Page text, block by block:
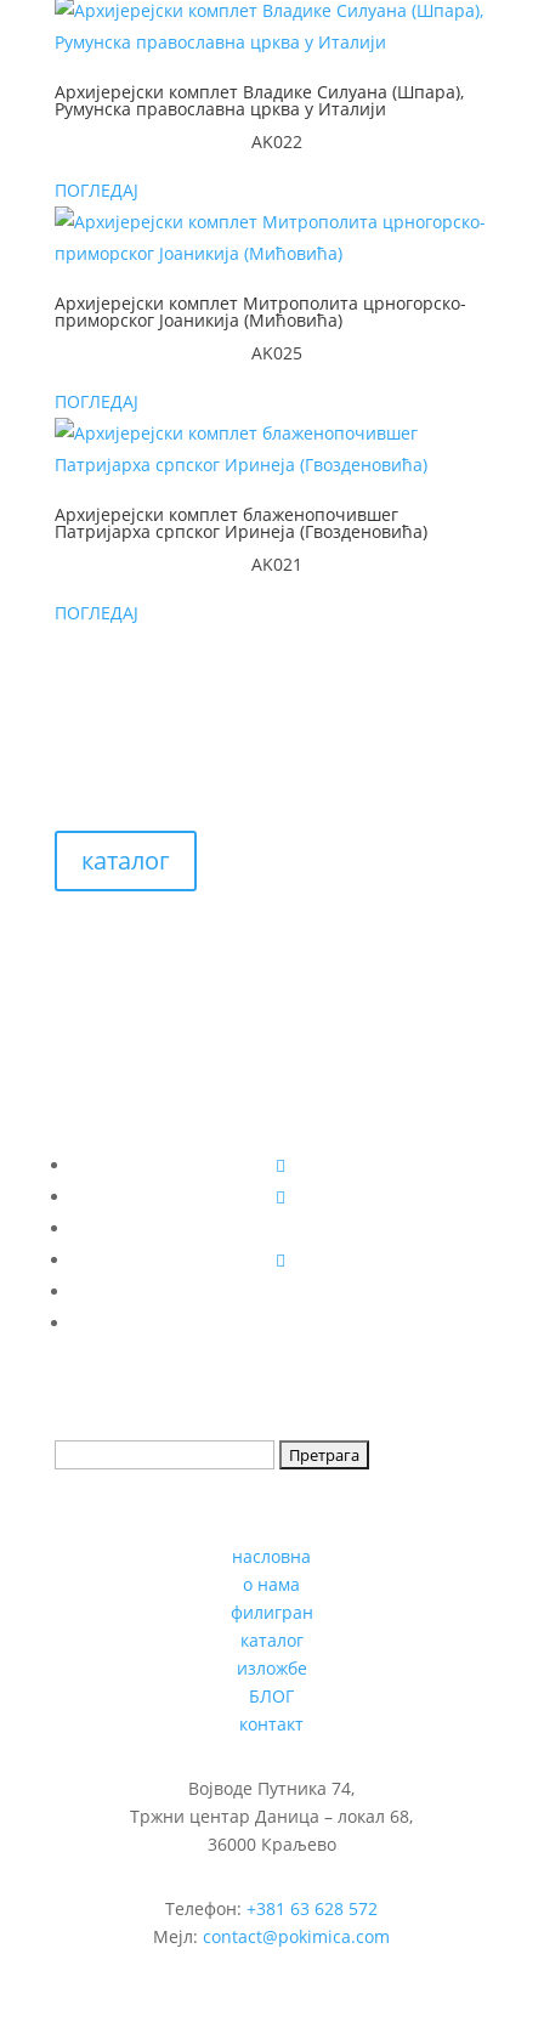
Архијерејски комплет Владике Силуана (Шпара),
Румунска православна црква у Италији
AK022
ПОГЛЕДАЈ
Архијерејски комплет Митрополита црногорско-
приморског Јоаникија (Мићовића)
AK025
ПОГЛЕДАЈ
Архијерејски комплет блаженопочившег
Патријарха српског Иринеја (Гвозденовића)
AK021
ПОГЛЕДАЈ
каталог
насловна
о нама
филигран
каталог
изложбе
БЛОГ
контакт
Војводе Путника 74,
Тржни центар Даница – локал 68,
36000 Краљево
Телефон:+381 63 628 572
Мејл:contact@pokimica.com